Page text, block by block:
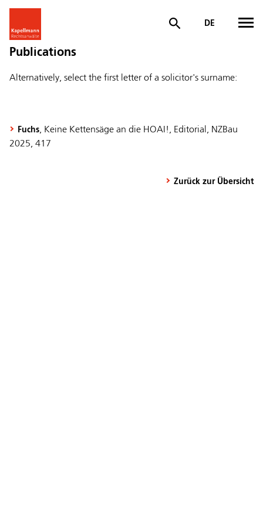
DE
Publications
Alternatively, select the first letter of a solicitor's surname:
Fuchs, Keine Kettensäge an die HOAI!, Editorial, NZBau
2025, 417
Zurück zur Übersicht